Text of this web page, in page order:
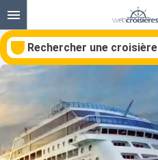
Rechercher une croisière
Nos destinations
Mois de départ